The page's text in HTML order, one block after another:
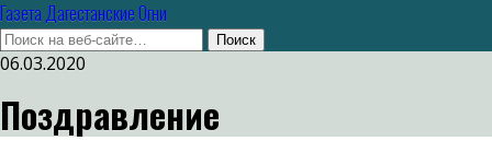
Газета Дагестанские Огни
06.03.2020
Поздравление